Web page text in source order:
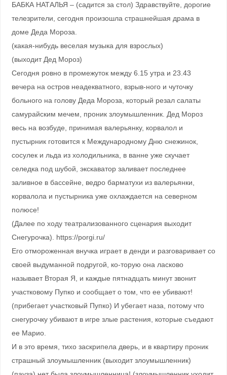
БАБКА НАТАЛЬЯ – (садится за стол) Здравствуйте, дорогие
телезрители, сегодня произошла страшнейшая драма в
доме Деда Мороза.
(какая-нибудь веселая музыка для взрослых)
(выходит Дед Мороз)
Сегодня ровно в промежуток между 6.15 утра и 23.43
вечера на остров неадекватного, взрыв-ного и чуточку
больного на голову Деда Мороза, который резал салаты
самурайским мечем, проник злоумышленник. Дед Мороз
весь на возбуде, принимая валерьянку, корвалол и
пустырник готовится к Международному Дню снежинок,
сосулек и льда из холодильника, в ванне уже скучает
селедка под шубой, экскаватор заливает последнее
заливное в бассейне, ведро барматухи из валерьянки,
корвалола и пустырника уже охлаждается на северном
полюсе!
(Далее по ходу театрализованного сценария выходит
Снегурочка). https://porgi.ru/
Его отмороженная внучка играет в денди и разговаривает со
своей выдуманной подругой, ко-торую она ласково
называет Вторая Я, и каждые пятнадцать минут звонит
участковому Пупко и сообщает о том, что ее убивают!
(прибегает участковый Пупко) И убегает наза, потому что
снегурочку убивают в игре злые растения, которые съедают
ее Марио.
И в это время, тихо заскрипела дверь, и в квартиру проник
страшный злоумышленник (выходит злоумышленник)